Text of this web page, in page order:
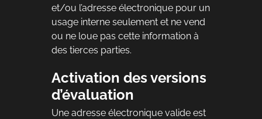
et/ou l’adresse électronique pour un
usage interne seulement et ne vend
ou ne loue pas cette information à
des tierces parties.
Activation des versions
d’évaluation
Une adresse électronique valide est